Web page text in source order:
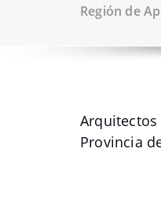
Región de
Arquitectos
Provincia